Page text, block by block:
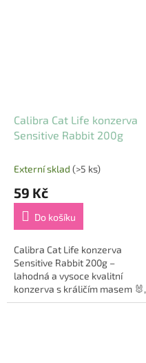
Calibra Cat Life konzerva
Sensitive Rabbit 200g
Externí sklad (>5 ks)
59 Kč
Do košíku
Calibra Cat Life konzerva
Sensitive Rabbit 200g –
lahodná a vysoce kvalitní
konzerva s králičím masem 🐰,
která je ideální pro dospělé